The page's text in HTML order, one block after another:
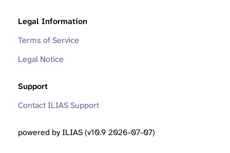
Legal Information
Terms of Service
Legal Notice
Support
Contact ILIAS Support
powered by ILIAS (v10.9 2026-07-07)